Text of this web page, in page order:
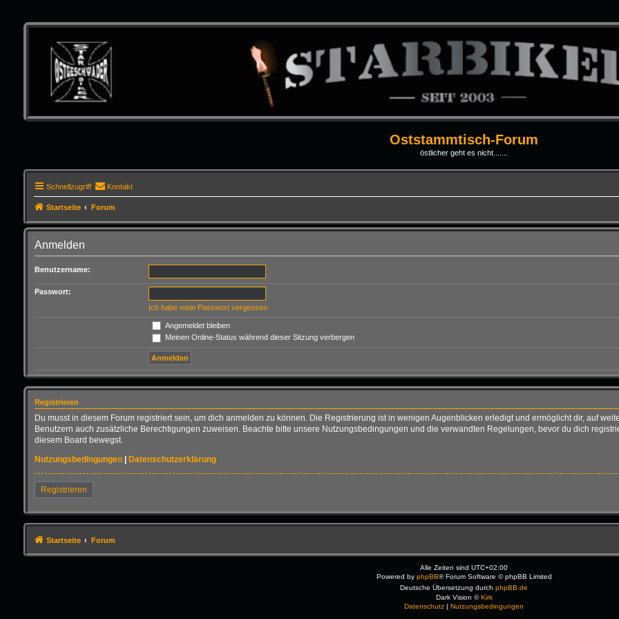
Oststammtisch-Forum
östlicher geht es nicht.......
Schnellzugriff Kontakt
Startseite Forum
Anmelden
Benutzername:
Passwort:
Ich habe mein Passwort vergessen
Angemeldet bleiben
Meinen Online-Status während dieser Sitzung verbergen
Registrieren
Du musst in diesem Forum registriert sein, um dich anmelden zu können. Die Registrierung ist in wenigen Augenblicken erledigt und ermöglicht dir, auf
Benutzern auch zusätzliche Berechtigungen zuweisen. Beachte bitte unsere Nutzungsbedingungen und die verwandten Regelungen, bevor du dich
diesem Board bewegst.
Nutzungsbedingungen| Datenschutzerklärung
Registrieren
Startseite Forum
Alle Zeiten sindUTC+02:00
Powered by phpBB® Forum Software © phpBB Limited
Deutsche Übersetzung durchphpBB.de
Dark Vision ©Kirk
Datenschutz |Nutzungsbedingungen